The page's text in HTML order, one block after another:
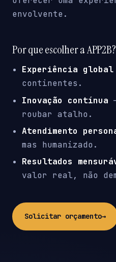
envolvente.
Por que escolher a APP2B?
Experiência global
continentes.
Inovação contínua
roubar atalho.
Atendimento
mas humanizado.
Resultados
valor real, não
Solicitar orçamento→